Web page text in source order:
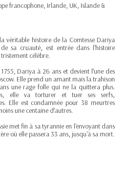
francophone, Irlande, UK, Islande &
véritable histoire de la Comtesse Dariya
sa cruauté, est entrée dans l'histoire
célèbre.
Dariya à 26 ans et devient l’une des
Elle prend un amant mais la trahison
une rage folle qui ne la quittera plus.
elle va torturer et tuer ses serfs,
Elle est condamnée pour 38 meurtres
une centaine d’autres.
met fin à sa tyrannie en l'envoyant dans
où elle passera 33 ans, jusqu'à sa mort.